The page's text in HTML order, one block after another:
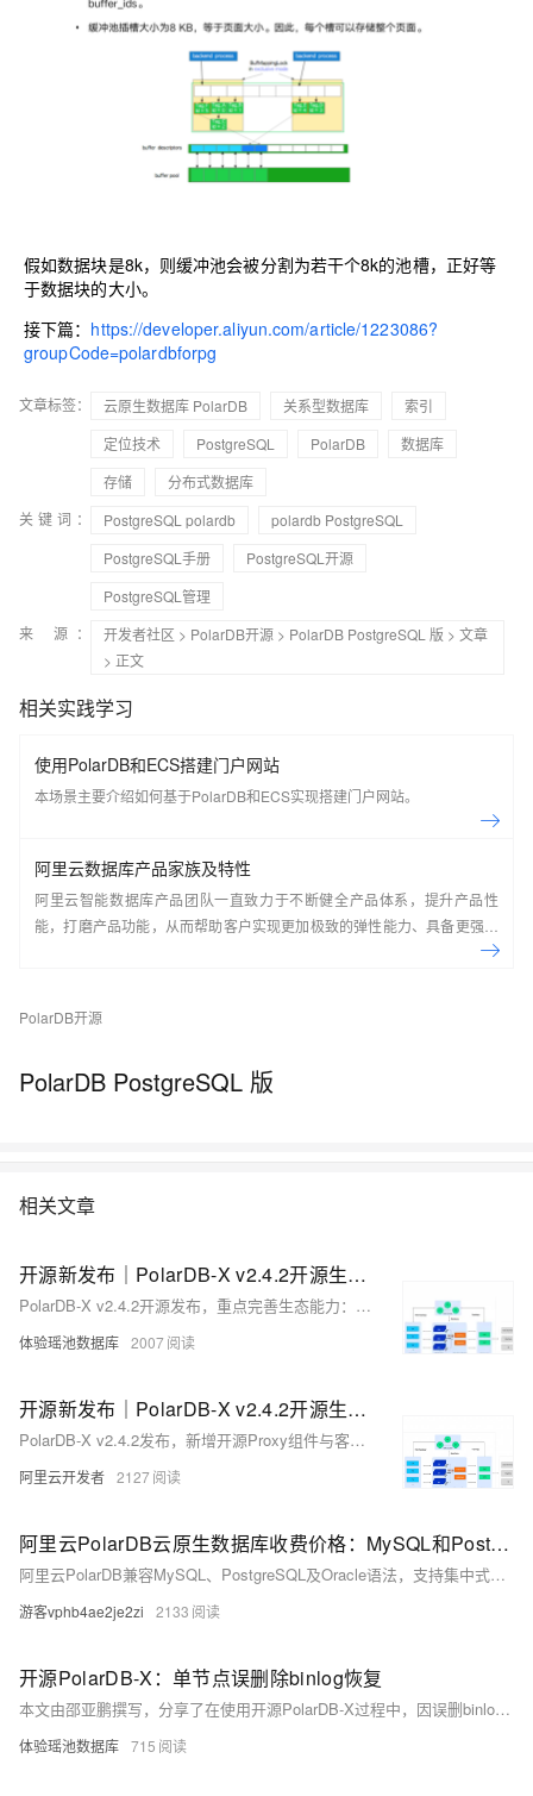
假如数据块是8k，则缓冲池会被分割为若干个8k的池槽，正好等
于数据块的大小。
接下篇： https://developer.aliyun.com/article/1223086?
groupCode=polardbforpg
文章标签： 云原生数据库 PolarDB 关系型数据库
索引
定位技术
PostgreSQL PolarDB
数据库
存储
分布式数据库
关键词：
PostgreSQL polardb
polardb PostgreSQL
PostgreSQL手册
PostgreSQL开源
PostgreSQL管理
来 源：
开发者社区 > PolarDB开源 > PolarDB PostgreSQL 版 > 文章
> 正文
相关实践学习
使用PolarDB和ECS搭建门户网站
本场景主要介绍如何基于PolarDB和ECS实现搭建门户网站。
阿里云数据库产品家族及特性
阿里云智能数据库产品团队一直致力于不断健全产品体系，提升产品性
能，打磨产品功能，从而帮助客户实现更加极致的弹性能力、具备更强的
扩展能力、并利用云设施进一步降低企业成本。以云原生+分布式为核心
系， 结合NoSQL数据库、数据库生态工具、云原生智能化数据库管控平
混合云再到私有云的完整解决方案，提供基于云基础设施进行数据从处
PolarDB开源
PolarDB PostgreSQL 版
相关文章
开源新发布｜PolarDB-X v2.4.2开源生态适配升级
PolarDB-X v2.4.2开源发布，重点完善生态能力：新增客户端驱动、开源polardbx-proxy组件，支持读写分离与高可用；强化DDL变更、扩缩容等运维能力，并兼容MySQL主备复制及MCP AI生态。
体验瑶池数据库 2007
开源新发布｜PolarDB-X v2.4.2开源生态适配升级
PolarDB-X v2.4.2发布，新增开源Proxy组件与客户端驱动，支持读写分离、无感高可用切换及DDL在线变更，兼容MySQL生态，提升千亿级大表运维稳定性。
阿里云开发者 2127
阿里云PolarDB云原生数据库收费价格：MySQL和PostgreSQL详细介绍
阿里云PolarDB兼容MySQL、PostgreSQL及Oracle语法，支持集中式与分布式架构。标准版2核4G年费1116元起，企业版最高性能达4核16G，支持HTAP与多级高可用，广泛应用于金融、政务、互联网等领域，TCO成本降低50%。
游客vphb4ae2je2zi 2133
开源PolarDB-X：单节点误删除binlog恢复
本文由邵亚鹏撰写，分享了在使用开源PolarDB-X过程中，因误删binlog导致数据库服务无法启动的问题及恢复过程。作者结合实践经验，详细介绍了在无备份情况下如何通过单节点恢复机制重启数据库，并提出了避免类似问题的几点建议，包括采用高可用部署、定期备份及升级至最新版本等。
体验瑶池数据库 715